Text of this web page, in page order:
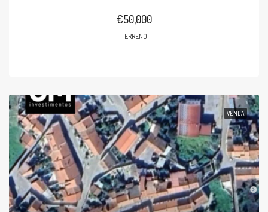
€50,000
TERRENO
VENDA